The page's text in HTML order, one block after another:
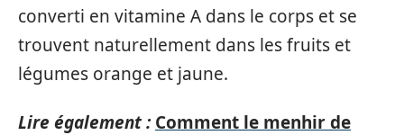
converti en vitamine A dans le corps et se
trouvent naturellement dans les fruits et
légumes orange et jaune.
Lire également : Comment le menhir de